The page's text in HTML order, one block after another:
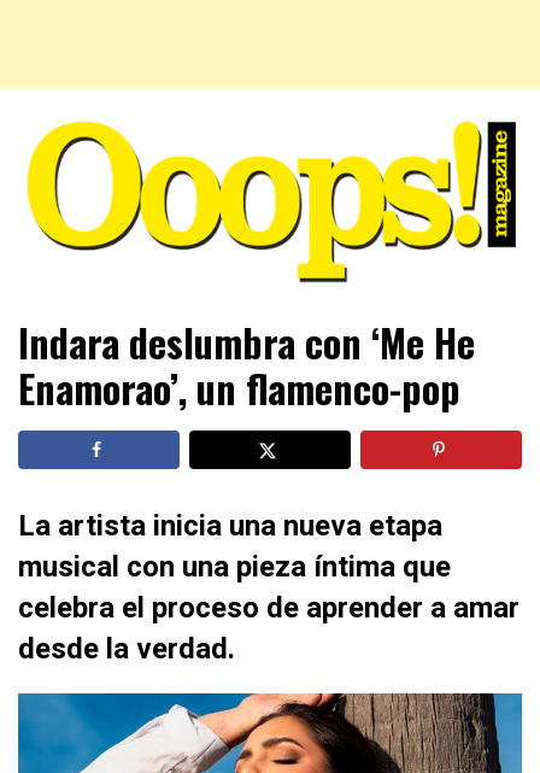
Ooops! Magazine
al tanto de las celebridades que sigues, todo a tu alcance
en un mismo lugar. Grupo Leferas™
Indara deslumbra con ‘Me He
Enamorao’, un flamenco-pop
La artista inicia una nueva etapa
musical con una pieza íntima que
celebra el proceso de aprender a amar
desde la verdad.